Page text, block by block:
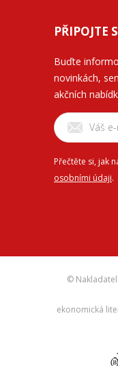
PŘIPOJTE
Buďte
novinkách,
akčních
Přečtěte si, jak
osobními údaji.
©
ekonomická